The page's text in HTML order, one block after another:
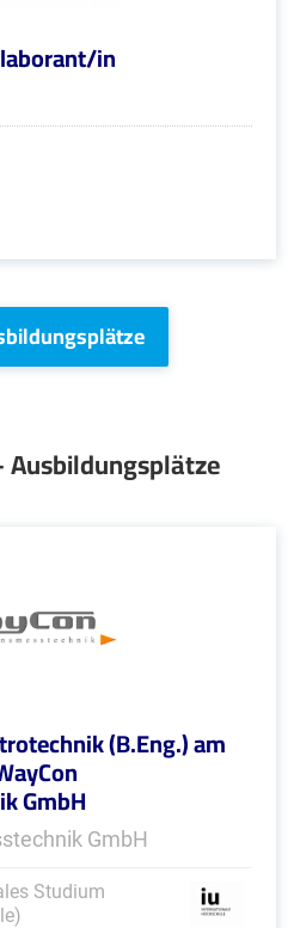
in
(B.Eng.) am
GmbH
GmbH
Studium